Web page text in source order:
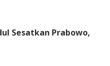
Sesatkan Prabowo,